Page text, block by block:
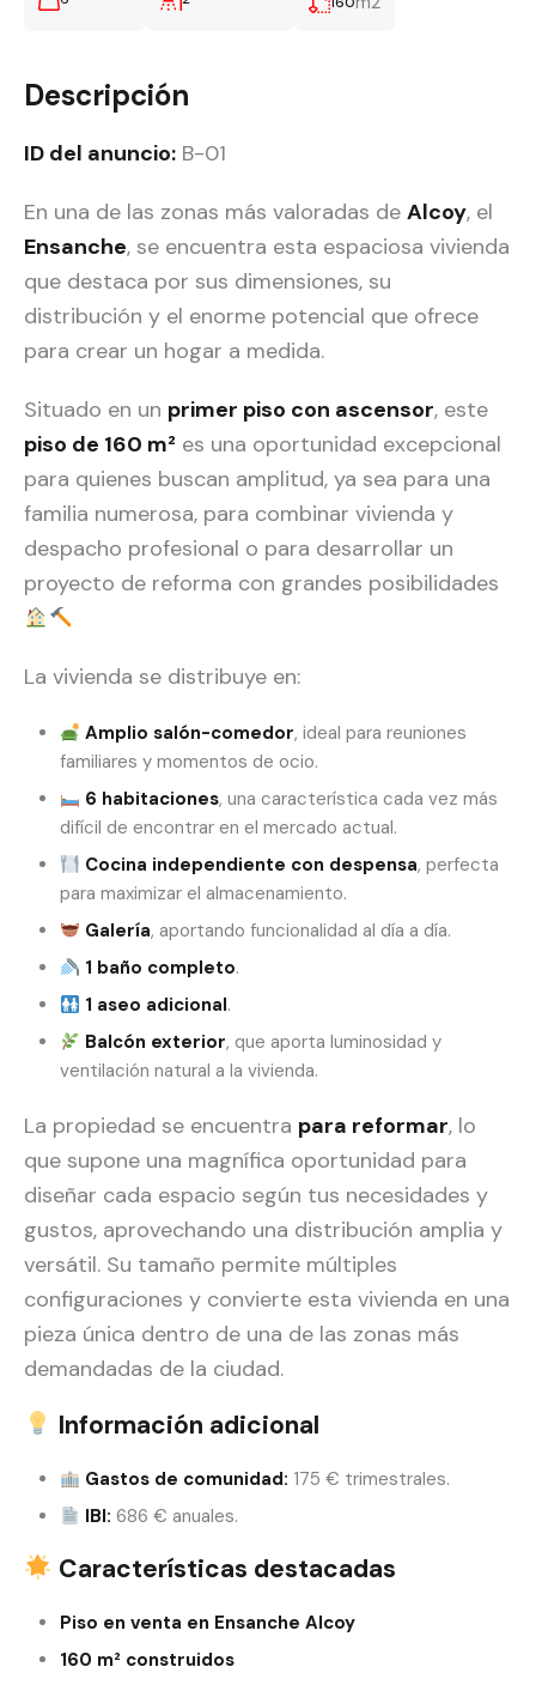
Descripción
ID del anuncio: B-01
En una de las zonas más valoradas de Alcoy, el
Ensanche, se encuentra esta espaciosa vivienda
que destaca por sus dimensiones, su
distribución y el enorme potencial que ofrece
para crear un hogar a medida.
Situado en un primer piso con ascensor, este
piso de 160 m² es una oportunidad excepcional
para quienes buscan amplitud, ya sea para una
familia numerosa, para combinar vivienda y
despacho profesional o para desarrollar un
proyecto de reforma con grandes posibilidades
La vivienda se distribuye en:
Amplio salón-comedor, ideal para reuniones
familiares y momentos de ocio.
6 habitaciones, una característica cada vez más
difícil de encontrar en el mercado actual.
Cocina independiente con despensa, perfecta
para maximizar el almacenamiento.
Galería, aportando funcionalidad al día a día.
1 baño completo.
1 aseo adicional.
Balcón exterior, que aporta luminosidad y
ventilación natural a la vivienda.
La propiedad se encuentra para reformar, lo
que supone una magnífica oportunidad para
diseñar cada espacio según tus necesidades y
gustos, aprovechando una distribución amplia y
versátil. Su tamaño permite múltiples
configuraciones y convierte esta vivienda en una
pieza única dentro de una de las zonas más
demandadas de la ciudad.
Información adicional
Gastos de comunidad: 175 € trimestrales.
IBI: 686 € anuales.
Características destacadas
Piso en venta en Ensanche Alcoy
160 m² construidos